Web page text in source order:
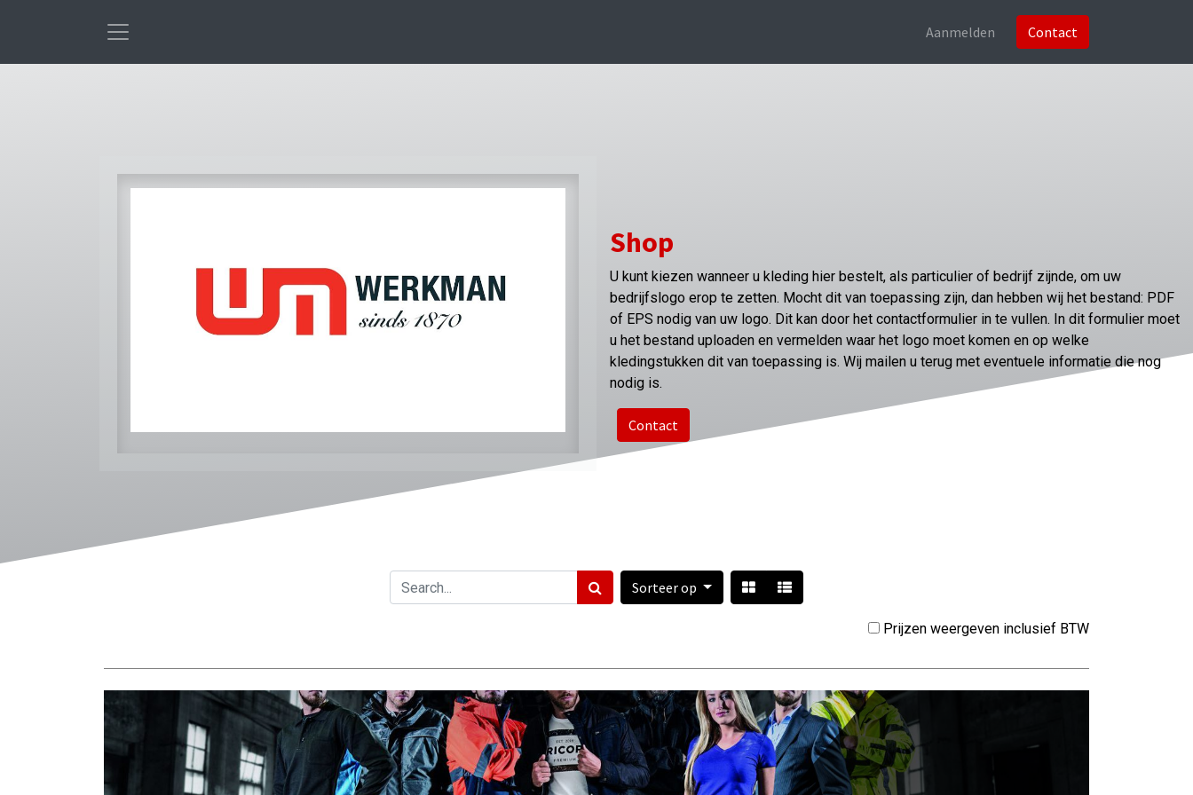
Aanmelden Contact
Shop
U kunt kiezen wanneer u kleding hier bestelt, als particulier of bedrijf zijnde, om uw
bedrijfslogo erop te zetten. Mocht dit van toepassing zijn, dan hebben wij het bestand: PDF
of EPS nodig van uw logo. Dit kan door het contactformulier in te vullen. In dit formulier moet
u het bestand uploaden en vermelden waar het logo moet komen en op welke
kledingstukken dit van toepassing is. Wij mailen u terug met eventuele informatie die nog
nodig is.
Contact
Sorteer op
Prijzen weergeven inclusief BTW